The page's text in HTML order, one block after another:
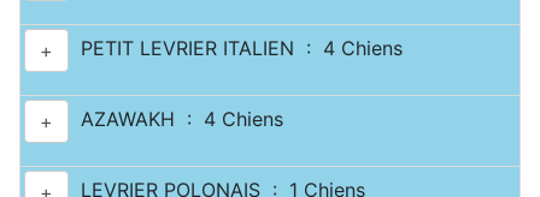
+ PETIT LEVRIER ITALIEN : 4 Chiens
+ AZAWAKH : 4 Chiens
+ LEVRIER POLONAIS : 1 Chiens